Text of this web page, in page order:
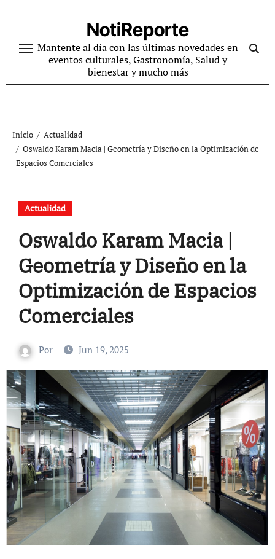
contenido
NotiReporte
Mantente al día con las últimas novedades en
eventos culturales, Gastronomía, Salud y
bienestar y mucho más
Inicio
Actualidad
Oswaldo Karam Macia | Geometría y Diseño en la Optimización de
Espacios Comerciales
Actualidad
Oswaldo Karam Macia |
Geometría y Diseño en la
Optimización de Espacios
Comerciales
Por Jun 19, 2025